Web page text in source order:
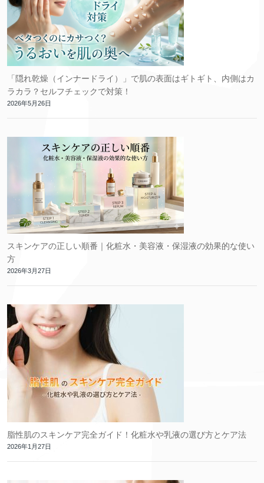
「隠れ乾燥（インナードライ）」で肌の表面はギトギト、内側はカ
ラカラ？セルフチェックで対策！
2026年5月26日
スキンケアの正しい順番｜化粧水・美容液・保湿液の効果的な使い
方
2026年3月27日
脂性肌のスキンケア完全ガイド！化粧水や乳液の選び方とケア法
2026年1月27日